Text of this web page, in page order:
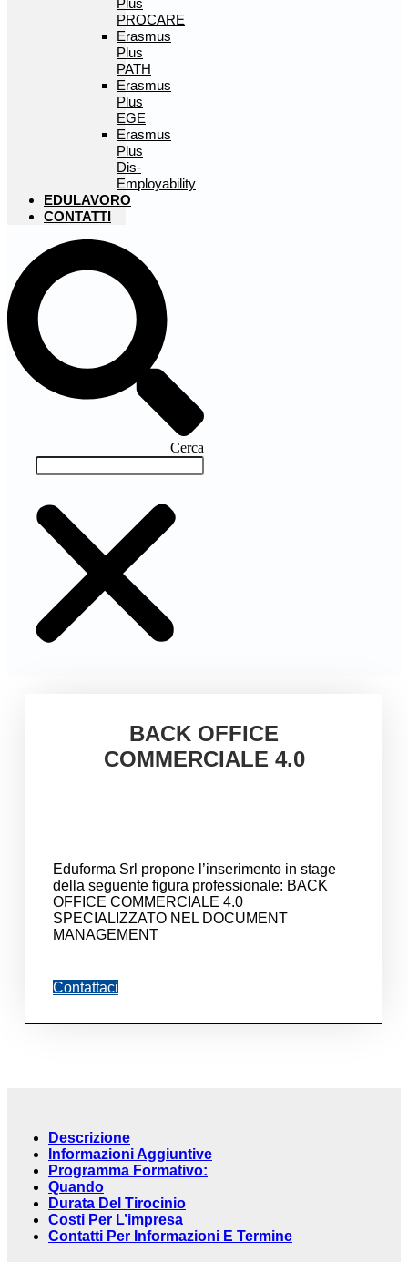
Plus
PROCARE
Erasmus
Plus
PATH
Erasmus
Plus
EGE
Erasmus
Plus
Dis-
Employability
EDULAVORO
CONTATTI
Cerca
BACK OFFICE
COMMERCIALE 4.0
Eduforma Srl propone l’inserimento in stage
della seguente figura professionale: BACK
OFFICE COMMERCIALE 4.0
SPECIALIZZATO NEL DOCUMENT
MANAGEMENT
Contattaci
Descrizione
Informazioni Aggiuntive
Programma Formativo:
Quando
Durata Del Tirocinio
Costi Per L’impresa
Contatti Per Informazioni E Termine